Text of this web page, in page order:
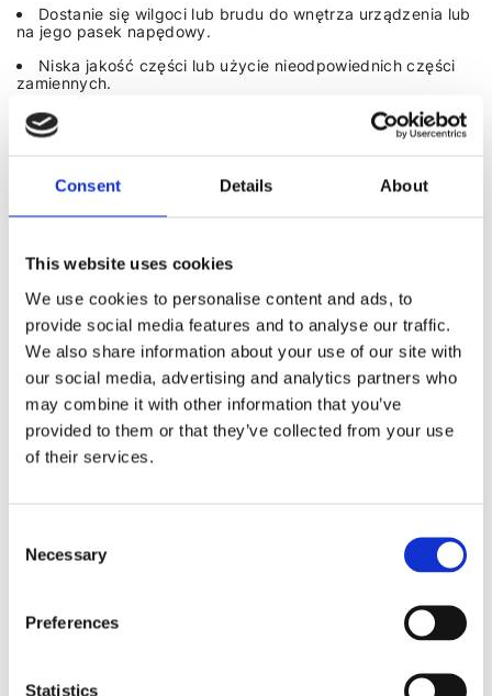
Consent Details About
This website uses cookies
We use cookies to personalise content and ads, to
provide social media features and to analyse our traffic.
We also share information about your use of our site with
our social media, advertising and analytics partners who
may combine it with other information that you’ve
provided to them or that they’ve collected from your use
of their services.
Selection
Necessary
Preferences
Statistics
Dostanie się wilgoci lub brudu do wnętrza urządzenia lub
na jego pasek napędowy.
Niska jakość części lub użycie nieodpowiednich części
zamiennych.
Nieprawidłowa eksploatacja lub montaż.
napięcie paska, jego rozciągnięcie lub deformacja i/lub złe
GENERATOREM
Jeśli zauważysz oznaki awarii alternatora, należy:
Sprawdzić stan akumulatora i styków.
Upewnić się, że pasekprądnica nie jest poluzowany lub
zerwany.
Skontaktować się z serwisem samochodowym w celu
od akumulatora. Tak, rzeczywiście, jeśli urządzenie nie
dostarcza prądu niezbędnego do pracy samochodu, będzie
samochodach znajduje się wiele elementów elektronicznych,
dla których taki skok napięcia może okazać się fatalny.
Dlatego samodzielną kontrolę działania alternatora należy
przeprowadzać wyłącznie za pomocą multimetru,